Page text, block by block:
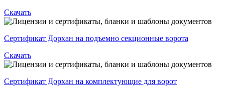
Скачать
Сертификат Дорхан на подъемно секционные ворота
Скачать
Сертификат Дорхан на комплектующие для ворот